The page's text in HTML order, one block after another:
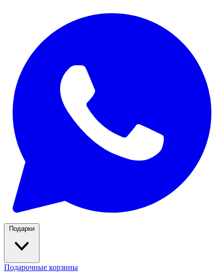
Подарки
Подарочные корзины